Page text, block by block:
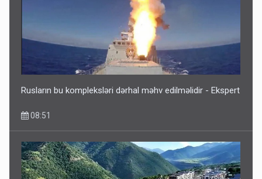
Rusların bu kompleksləri dərhal məhv edilməlidir - Ekspert
08:51